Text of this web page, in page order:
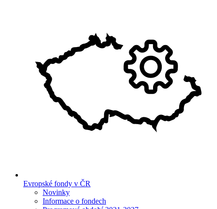
Evropské fondy v ČR
Novinky
Informace o fondech